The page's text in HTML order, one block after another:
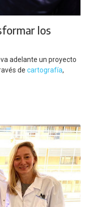
los
adelante un proyecto
de cartografía,